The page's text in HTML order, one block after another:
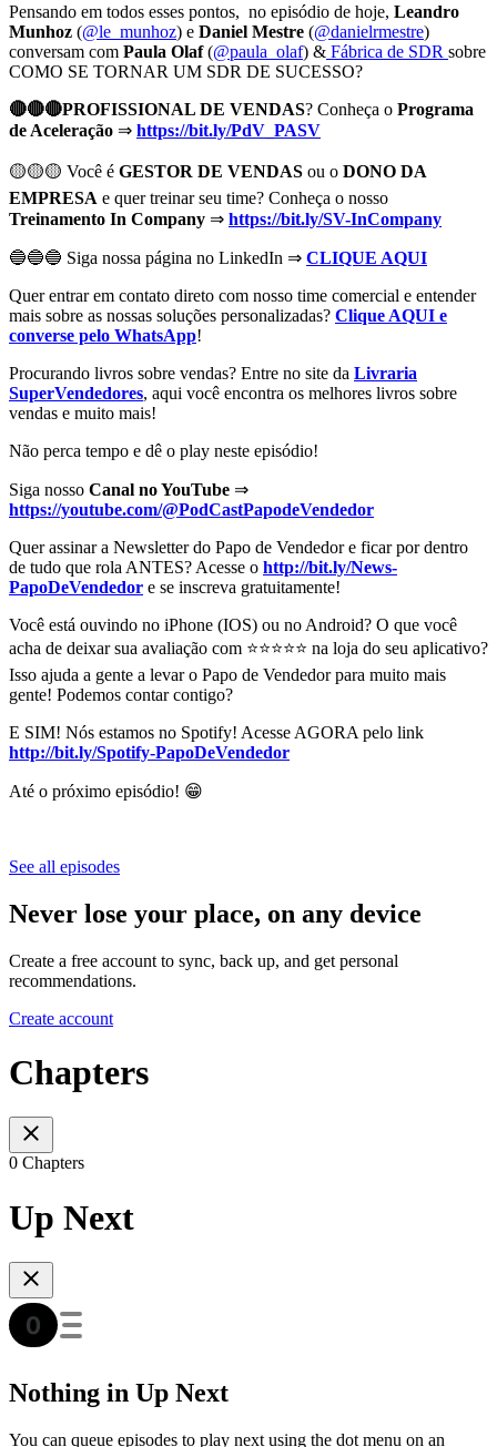
Pensando em todos esses pontos, no episódio de hoje, Leandro
Munhoz (@le_munhoz) e Daniel Mestre (@danielrmestre)
conversam com Paula Olaf(@paula_olaf) & Fábrica de SDR sobre
COMO SE TORNAR UM SDR DE SUCESSO?
🔴🔴🔴PROFISSIONAL DE VENDAS? Conheça o Programa
de Aceleração ⇒ https://bit.ly/PdV_PASV
🟡🟡🟡 Você é GESTOR DE VENDAS ou o DONO DA
EMPRESA e quer treinar seu time? Conheça o nosso
Treinamento In Company ⇒ https://bit.ly/SV-InCompany
🔵🔵🔵 Siga nossa página no LinkedIn ⇒ CLIQUE AQUI
Quer entrar em contato direto com nosso time comercial e entender
mais sobre as nossas soluções personalizadas? Clique AQUI e
converse pelo WhatsApp!
Procurando livros sobre vendas? Entre no site da Livraria
SuperVendedores, aqui você encontra os melhores livros sobre
vendas e muito mais!
Não perca tempo e dê o play neste episódio!
Siga nosso Canal no YouTube ⇒
https://youtube.com/@PodCastPapodeVendedor
Quer assinar a Newsletter do Papo de Vendedor e ficar por dentro
de tudo que rola ANTES? Acesse o http://bit.ly/News-
PapoDeVendedor e se inscreva gratuitamente!
Você está ouvindo no iPhone (IOS) ou no Android? O que você
acha de deixar sua avaliação com ⭐⭐⭐⭐⭐ na loja do seu aplicativo?
Isso ajuda a gente a levar o Papo de Vendedor para muito mais
gente! Podemos contar contigo?
E SIM! Nós estamos no Spotify! Acesse AGORA pelo link
http://bit.ly/Spotify-PapoDeVendedor
Até o próximo episódio! 😁
See all episodes
Never lose your place, on any device
Create a free account to sync, back up, and get personal
recommendations.
Create account
Chapters
0 Chapters
Up Next
Nothing in Up Next
You can queue episodes to play next using the dot menu on an